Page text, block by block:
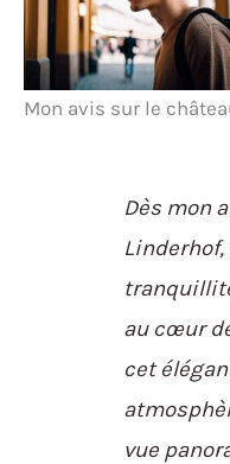
Mon avis sur le
Dès mon
au cœur
cet
vue